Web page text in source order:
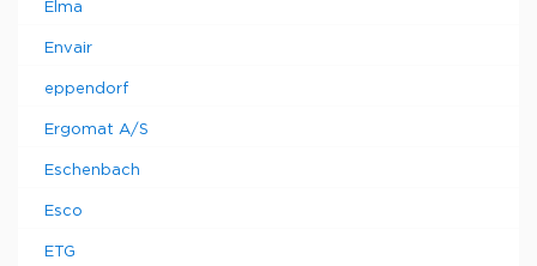
Elma
Envair
eppendorf
Ergomat A/S
Eschenbach
Esco
ETG